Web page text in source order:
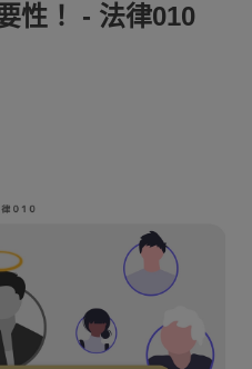
性！ - 法律010